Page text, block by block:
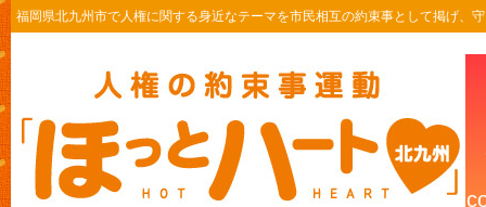
福岡県北九州市で人権に関する身近なテーマを市民相互の約束事として掲げ、